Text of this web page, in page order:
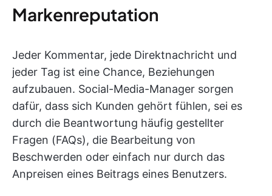
Markenreputation
Jeder Kommentar, jede Direktnachricht und
jeder Tag ist eine Chance, Beziehungen
aufzubauen. Social-Media-Manager sorgen
dafür, dass sich Kunden gehört fühlen, sei es
durch die Beantwortung häufig gestellter
Fragen (FAQs), die Bearbeitung von
Beschwerden oder einfach nur durch das
Anpreisen eines Beitrags eines Benutzers.